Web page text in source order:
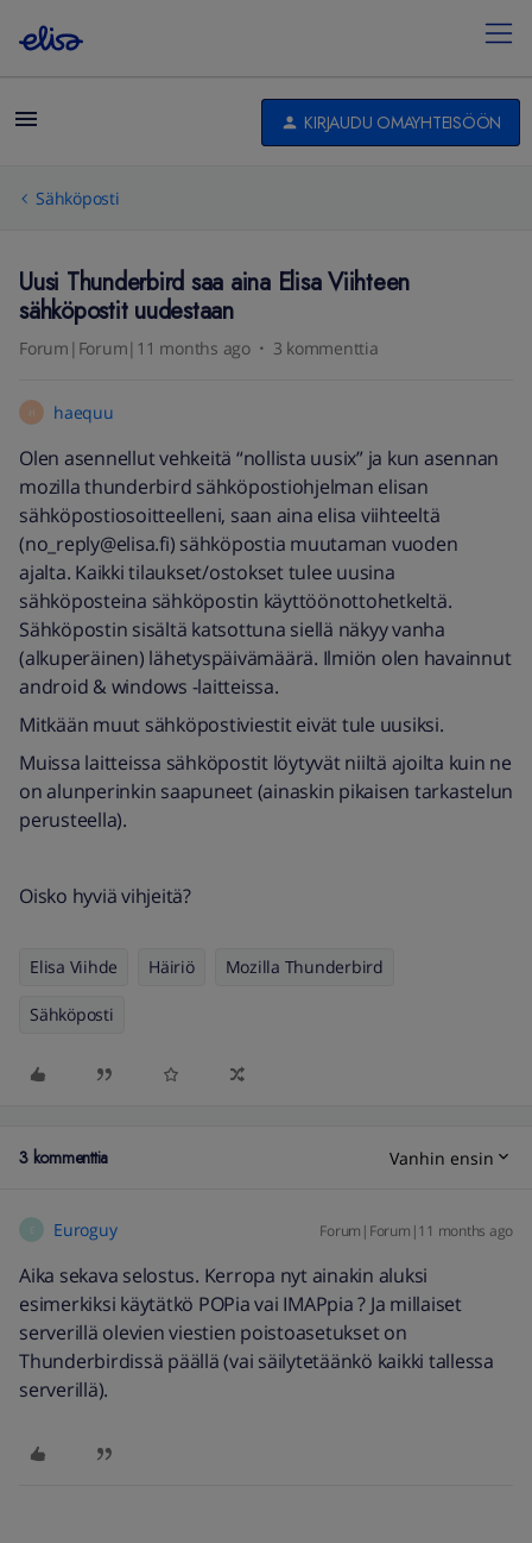
KIRJAUDU OMAYHTEISÖÖN
Sähköposti
Uusi Thunderbird saa aina Elisa Viihteen
sähköpostit uudestaan
Forum|Forum|11 months ago 3 kommenttia
H haequu
Olen asennellut vehkeitä “nollista uusix” ja kun asennan
mozilla thunderbird sähköpostiohjelman elisan
sähköpostiosoitteelleni, saan aina elisa viihteeltä
(no_reply@elisa.fi) sähköpostia muutaman vuoden
ajalta. Kaikki tilaukset/ostokset tulee uusina
sähköposteina sähköpostin käyttöönottohetkeltä.
Sähköpostin sisältä katsottuna siellä näkyy vanha
(alkuperäinen) lähetyspäivämäärä. Ilmiön olen havainnut
android & windows -laitteissa.
Mitkään muut sähköpostiviestit eivät tule uusiksi.
Muissa laitteissa sähköpostit löytyvät niiltä ajoilta kuin ne
on alunperinkin saapuneet (ainaskin pikaisen tarkastelun
perusteella).
Oisko hyviä vihjeitä?
Elisa Viihde Häiriö Mozilla Thunderbird
Sähköposti
3 kommenttia Vanhin ensin
Euroguy Forum|Forum|11 months ago
Aika sekava selostus. Kerropa nyt ainakin aluksi
esimerkiksi käytätkö POPia vai IMAPpia ? Ja millaiset
serverillä olevien viestien poistoasetukset on
Thunderbirdissä päällä (vai säilytetäänkö kaikki tallessa
serverillä).